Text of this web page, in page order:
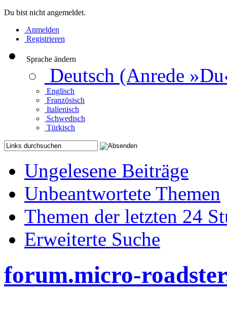
Du bist nicht angemeldet.
Anmelden
Registrieren
Sprache ändern
Deutsch (Anrede
Englisch
Französisch
Italienisch
Schwedisch
Türkisch
Ungelesene Beiträge
Unbeantwortete Themen
Themen der letzten 24
Erweiterte Suche
forum.micro-